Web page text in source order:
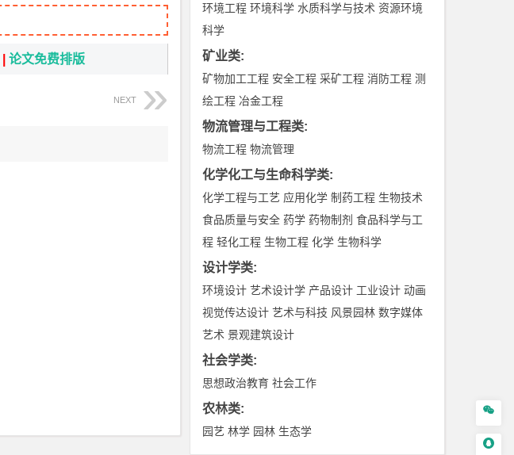
论文免费排版
NEXT
环境工程 环境科学 水质科学与技术 资源环境
科学
矿业类:
矿物加工工程 安全工程 采矿工程 消防工程 测
绘工程 冶金工程
物流管理与工程类:
物流工程 物流管理
化学化工与生命科学类:
化学工程与工艺 应用化学 制药工程 生物技术
食品质量与安全 药学 药物制剂 食品科学与工
程 轻化工程 生物工程 化学 生物科学
设计学类:
环境设计 艺术设计学 产品设计 工业设计 动画
视觉传达设计 艺术与科技 风景园林 数字媒体
艺术 景观建筑设计
社会学类:
思想政治教育 社会工作
农林类:
园艺 林学 园林 生态学

